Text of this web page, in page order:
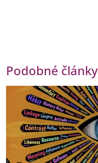
Podobné články